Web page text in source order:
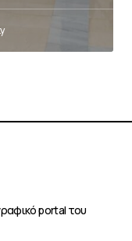
portal του